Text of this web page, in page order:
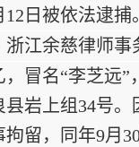
日被依法逮捕
江余慈律师事
冒名“李芝远”
岩上组34号。
留，同年9月